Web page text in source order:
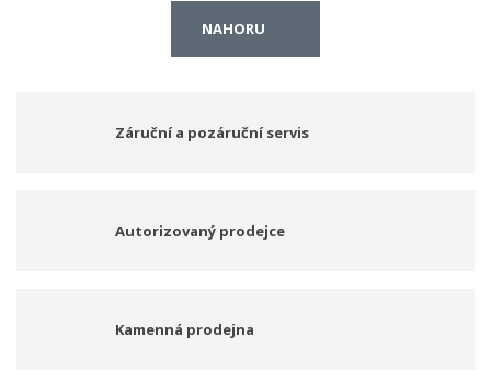
NAHORU
Záruční a pozáruční servis
Autorizovaný prodejce
Kamenná prodejna